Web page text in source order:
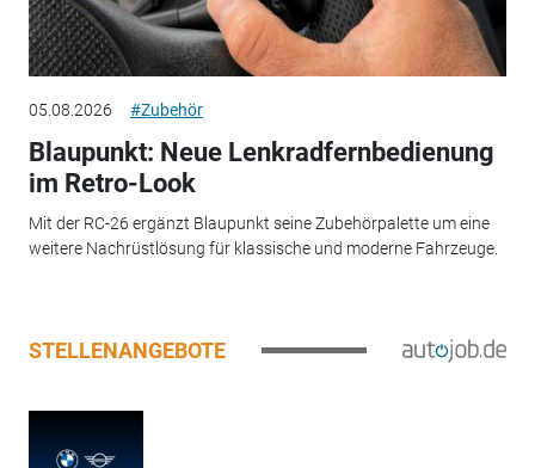
05.08.2026 #Zubehör
Blaupunkt: Neue Lenkradfernbedienung
im Retro-Look
Mit der RC-26 ergänzt Blaupunkt seine Zubehörpalette um eine
weitere Nachrüstlösung für klassische und moderne Fahrzeuge.
STELLENANGEBOTE